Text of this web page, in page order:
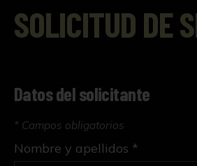
SOLICITUD DE
Datos del solicitante
* Campos obligatorios
Nombre y apellidos *